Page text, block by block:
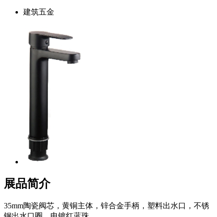
建筑五金
展品简介
35mm陶瓷阀芯，黄铜主体，锌合金手柄，塑料出水口，不锈